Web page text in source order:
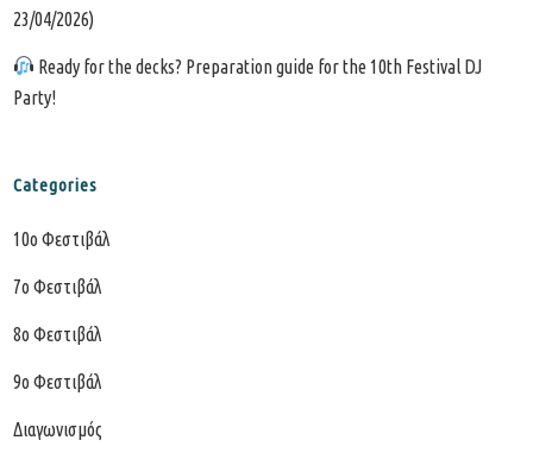
23/04/2026)
Ready for the decks? Preparation guide for the 10th Festival DJ
Party!
Categories
10o Φεστιβάλ
7o Φεστιβάλ
8ο Φεστιβάλ
9ο Φεστιβάλ
Διαγωνισμός